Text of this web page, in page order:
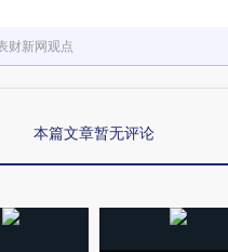
财新网观点
本篇文章暂无评论